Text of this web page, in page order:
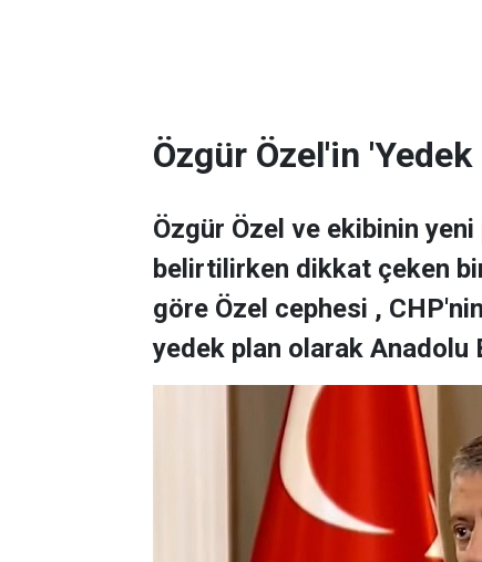
Özgür Özel'in
Özgür Özel ve ekibinin yeni
belirtilirken dikkat çeken
göre Özel cephesi ,
yedek plan olarak